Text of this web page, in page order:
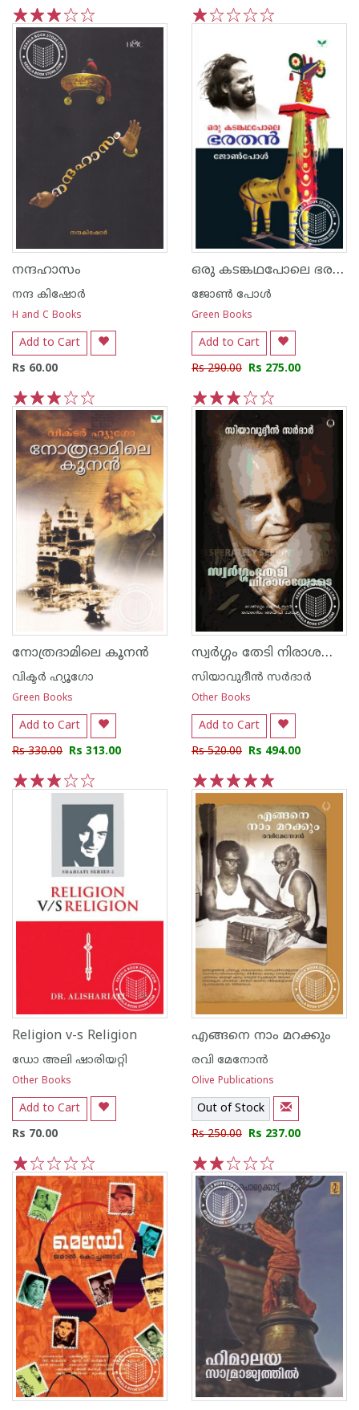
5
4
3
2
1
നന്ദഹാസം
നന്ദ‌ കിഷോര്‍
H and C Books
Add to Cart
Rs 60.00
5
4
3
2
1
ഒരു കടങ്കഥപോലെ ഭരത‌ന്‍
ജോണ്‍ പോള്‍
Green Books
Add to Cart
Rs 290.00 Rs 275.00
5
4
3
2
1
നോത്രദാമിലെ കൂന‌ന്‍
വിക്ടര്‍ ഹ്യൂഗോ
Green Books
Add to Cart
Rs 330.00 Rs 313.00
5
4
3
സ്വര്‍ഗ്ഗം തേടി നിരാശയോടെ
സിയാവുദീന്‍ സര്‍ദാര്‍
Other Books
Add to Cart
Rs 520.00 Rs 494.00
5
4
3
2
1
Religion v-s Religion
ഡോ അലി ഷാരിയറ്റി
Other Books
Add to Cart
Rs 70.00
5
4
3
2
1
എങ്ങനെ നാം മറക്കും
രവി മേനോന്‍
Olive Publications
Out of Stock
Rs 250.00 Rs 237.00
5
4
3
2
1